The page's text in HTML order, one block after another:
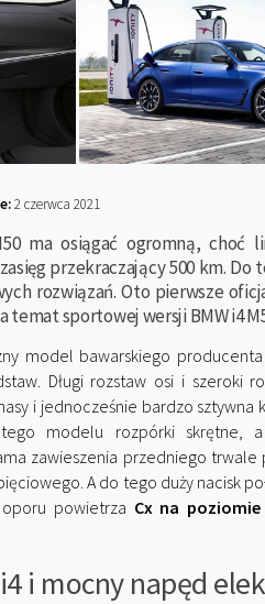
2 czerwca 2021
ma osiągać ogromną, choć
przekraczający 500 km. Do
rozwiązań. Oto pierwsze
temat sportowej wersji BMW i4
model bawarskiego
Długi rozstaw osi i szeroki
i jednocześnie bardzo sztywna
tego modelu rozpórki skrętne,
zawieszenia przedniego trwale
A do tego duży nacisk
powietrza Cx na poziomie
i mocny napęd